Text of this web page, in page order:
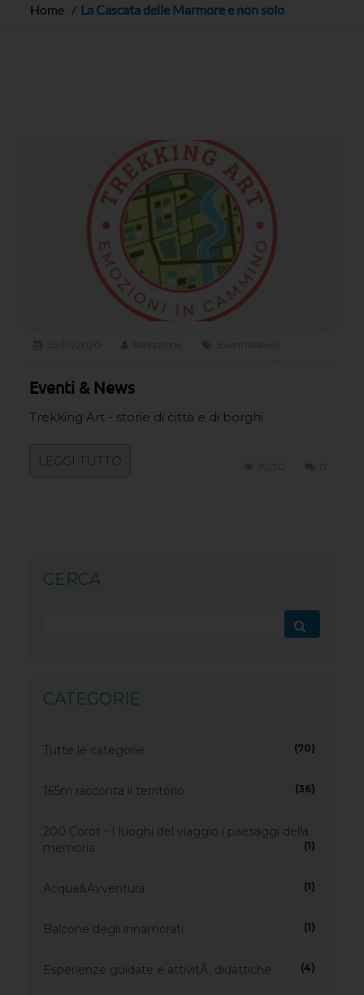
Home La Cascata delle Marmore e non solo
Eventi & News
Trekking Art - storie di città e di borghi
LEGGI TUTTO
CERCA
CATEGORIE
Tutte le categorie (70)
165m racconta il territorio (36)
200 Corot - I luoghi del viaggio i paesaggi della
memoria
(1)
Acqua&Avventura (1)
Balcone degli innamorati (1)
Esperienze guidate e attivitÃ didattiche (4)